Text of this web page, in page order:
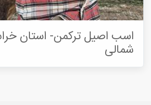
اسب اصیل ترکمن- استان
شمالی